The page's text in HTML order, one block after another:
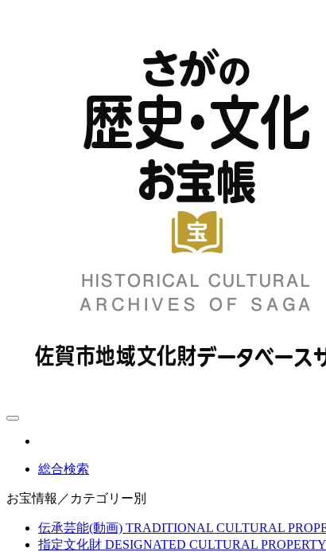
総合検索
お宝情報／カテゴリー別
伝承芸能(動画) TRADITIONAL CULTURAL
指定文化財 DESIGNATED CULTURAL PROPERTY